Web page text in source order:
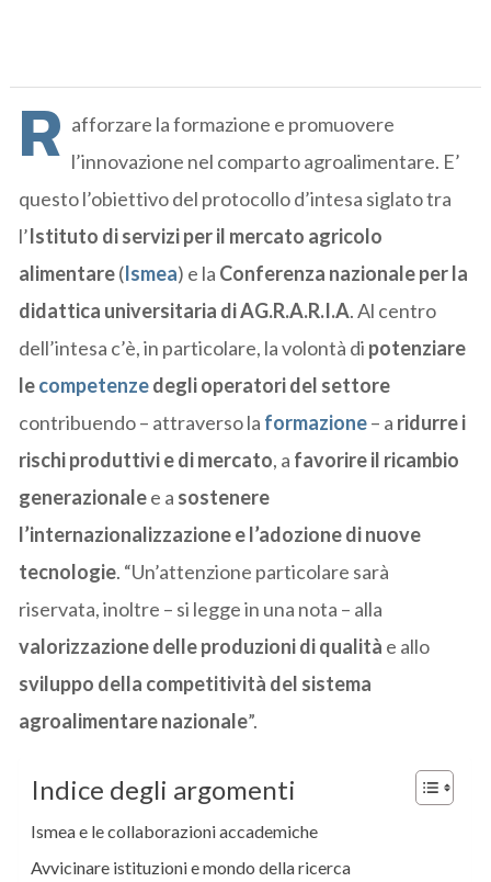
R afforzare la formazione e promuovere
l’innovazione nel comparto agroalimentare. E’
questo l’obiettivo del protocollo d’intesa siglato tra
l’Istituto di servizi per il mercato agricolo
alimentare(Ismea) e la Conferenza nazionale per la
didattica universitaria di AG.R.A.R.I.A. Al centro
dell’intesa c’è, in particolare, la volontà di potenziare
lecompetenzedegli operatori del settore
contribuendo – attraverso la formazione– a ridurre i
rischi produttivi e di mercato, a favorire il ricambio
generazionalee a sostenere
l’internazionalizzazione e l’adozione di nuove
tecnologie. “Un’attenzione particolare sarà
riservata, inoltre – si legge in una nota – alla
valorizzazione delle produzioni di qualità e allo
sviluppo della competitività del sistema
agroalimentare nazionale”.
Indice degli argomenti
Ismea e le collaborazioni accademiche
Avvicinare istituzioni e mondo della ricerca